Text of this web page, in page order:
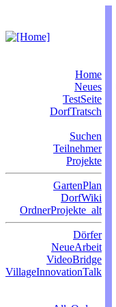
Home
Neues
TestSeite
DorfTratsch
Suchen
Teilnehmer
Projekte
GartenPlan
DorfWiki
OrdnerProjekte_alt
Dörfer
NeueArbeit
VideoBridge
VillageInnovationTalk